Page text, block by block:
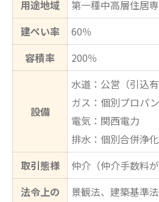
用途地域
第一種中高層住居
建ぺい率
60％
容積率
200％
設備
水道：公営（引込有
ガス：個別プロパン
電気：関西電力
排水：個別合併浄
取引態様
仲介（仲介手数料が
法令上の
景観法、建築基準